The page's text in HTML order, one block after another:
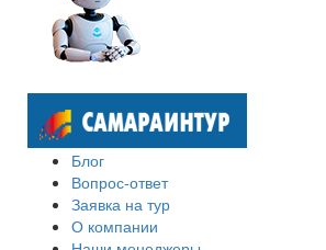
Блог
Вопрос-ответ
Заявка на тур
О компании